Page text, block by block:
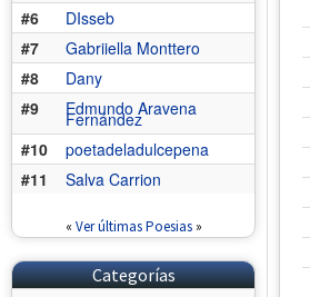
#6
DIsseb
#7
Gabriiella Monttero
#8
Dany
#9
Edmundo Aravena
Fernández
#10
poetadeladulcepena
#11
Salva Carrion
« Ver últimas Poesias»
Categorías